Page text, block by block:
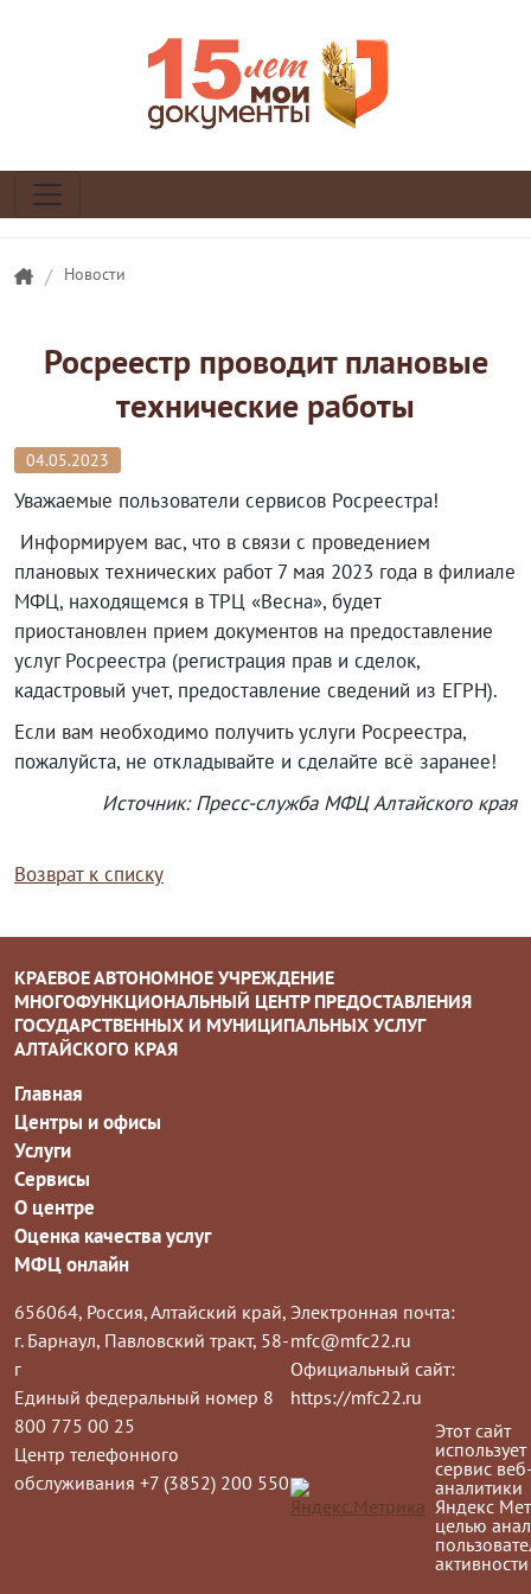
/ Новости
Росреестр проводит плановые
технические работы
04.05.2023
Уважаемые пользователи сервисов Росреестра!
Информируем вас, что в связи с проведением
плановых технических работ 7 мая 2023 года в филиале
МФЦ, находящемся в ТРЦ «Весна», будет
приостановлен прием документов на предоставление
услуг Росреестра (регистрация прав и сделок,
кадастровый учет, предоставление сведений из ЕГРН).
Если вам необходимо получить услуги Росреестра,
пожалуйста, не откладывайте и сделайте всё заранее!
Источник: Пресс-служба МФЦ Алтайского края
Возврат к списку
КРАЕВОЕ АВТОНОМНОЕ УЧРЕЖДЕНИЕ
МНОГОФУНКЦИОНАЛЬНЫЙ ЦЕНТР ПРЕДОСТАВЛЕНИЯ
ГОСУДАРСТВЕННЫХ И МУНИЦИПАЛЬНЫХ УСЛУГ
АЛТАЙСКОГО КРАЯ
Главная
Центры и офисы
Услуги
Сервисы
О центре
Оценка качества услуг
МФЦ онлайн
656064, Россия, Алтайский край,
г. Барнаул, Павловский тракт, 58-
г
Единый федеральный номер 8
800 775 00 25
Центр телефонного
обслуживания +7 (3852) 200 550
Электронная почта:
mfc@mfc22.ru
Официальный сайт:
https://mfc22.ru
Этот сайт
использует
сервис
аналитики
Яндекс
целью
активности